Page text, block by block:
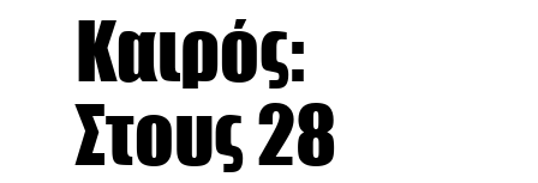
Καιρός:
Στους 28